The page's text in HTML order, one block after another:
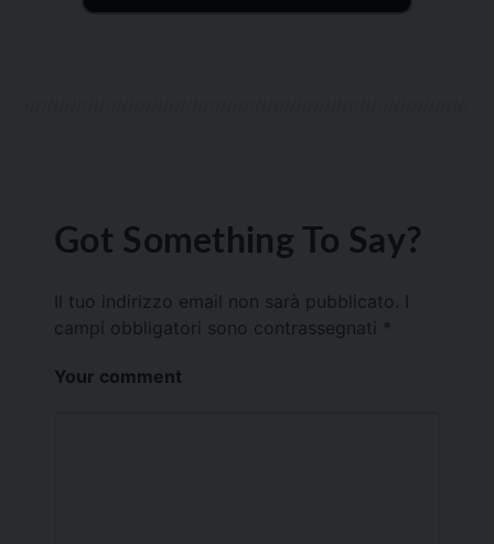
Got Something To Say?
Il tuo indirizzo email non sarà pubblicato.
campi obbligatori sono contrassegnati *
Your comment